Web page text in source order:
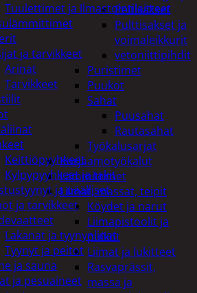
Peltisakset
Pulttisakset ja
voimaleikkurit
vetoniittipihdit
Puristimet
Puukot
Sahat
Puusahat
Rautasahat
Työkalusarjat
Korjaamotyökalut
Lämmittimet
Liimat, massat, teipit
Köydet ja narut
Liimapistoolit ja
puikot
Liimat ja lukitteet
Rasvaprässit,
massa ja
Tuulettimet ja Ilmastointilaitteet
ja tarvikkeet
Arinat
Tarvikkeet
Keittiöpyyhkeet
Kylpypyyhkeet ja takit
ja päälliset
ja tarvikkeet
Lakanat ja tyynynlinat
Tyynyt ja peitot
ja sauna
ja pesuaineet